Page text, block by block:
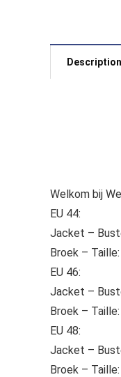
Description
Welkom bij
EU 44:
Jacket –
Broek –
EU 46:
Jacket –
Broek –
EU 48:
Jacket –
Broek –